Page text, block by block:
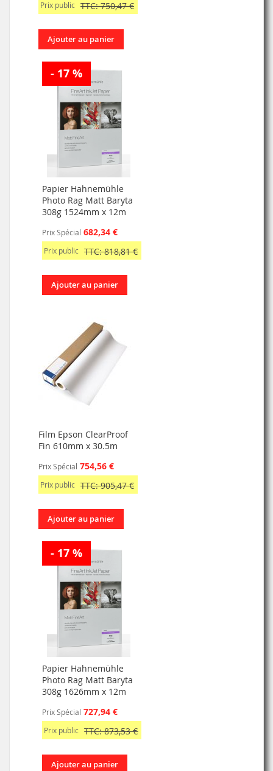
Prix public TTC: 750,47 €
Ajouter au panier
- 17 %
Papier Hahnemühle
Photo Rag Matt Baryta
308g 1524mm x 12m
Prix Spécial 682,34 €
Prix public TTC: 818,81 €
Ajouter au panier
Film Epson ClearProof
Fin 610mm x 30.5m
Prix Spécial 754,56 €
Prix public TTC: 905,47 €
Ajouter au panier
- 17 %
Papier Hahnemühle
Photo Rag Matt Baryta
308g 1626mm x 12m
Prix Spécial 727,94 €
Prix public TTC: 873,53 €
Ajouter au panier